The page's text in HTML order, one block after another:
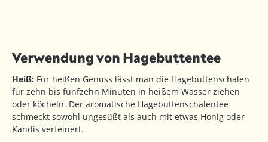
Verwendung von Hagebuttentee
Heiß: Für heißen Genuss lässt man die Hagebuttenschalen
für zehn bis fünfzehn Minuten in heißem Wasser ziehen
oder köcheln. Der aromatische Hagebuttenschalentee
schmeckt sowohl ungesüßt als auch mit etwas Honig oder
Kandis verfeinert.